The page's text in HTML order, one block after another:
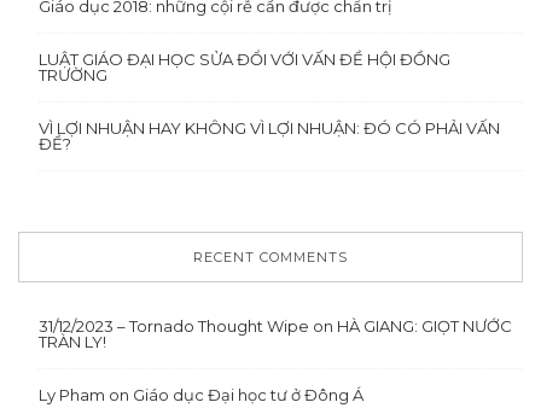
Giáo dục 2018: những cội rễ cần được chẩn trị
LUẬT GIÁO ĐẠI HỌC SỬA ĐỔI VỚI VẤN ĐỀ HỘI ĐỒNG
TRƯỜNG
VÌ LỢI NHUẬN HAY KHÔNG VÌ LỢI NHUẬN: ĐÓ CÓ PHẢI VẤN
ĐỀ?
RECENT COMMENTS
31/12/2023 – Tornado Thought Wipe on HÀ GIANG: GIỌT NƯỚC
TRÀN LY!
Ly Pham on Giáo dục Đại học tư ở Đông Á